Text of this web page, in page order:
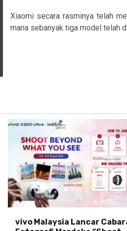
Xiaomi secara rasminya telah
mana sebanyak tiga model telah
vivo Malaysia Lancar